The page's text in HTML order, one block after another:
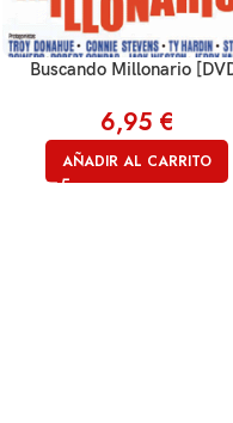
Buscando Millonario
6,95 €
AÑADIR AL CARRITO